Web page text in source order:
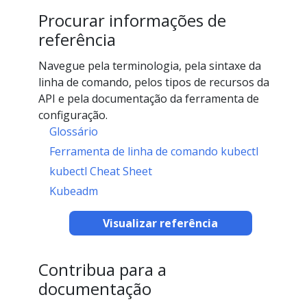
Procurar informações de
referência
Navegue pela terminologia, pela sintaxe da
linha de comando, pelos tipos de recursos da
API e pela documentação da ferramenta de
configuração.
Glossário
Ferramenta de linha de comando kubectl
kubectl Cheat Sheet
Kubeadm
Visualizar referência
Contribua para a
documentação